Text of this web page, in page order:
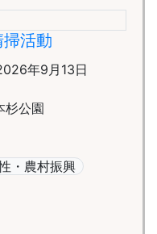
活動
年9月13日
杉公園
・農村振興